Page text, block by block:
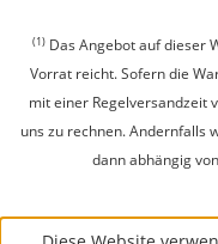
(1) Das Angebot auf dieser
Vorrat reicht. Sofern die
mit einer Regelversandzeit
uns zu rechnen. Andernfalls
dann abhängig